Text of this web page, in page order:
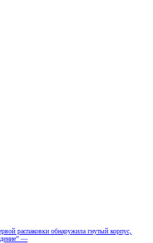
распаковки обнаружила гнутый корпус,
—